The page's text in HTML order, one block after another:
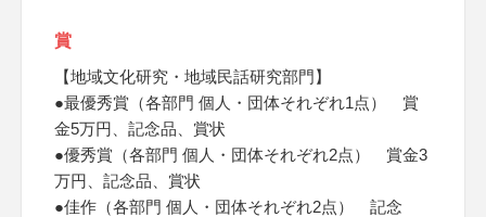
賞
【地域文化研究・地域民話研究部門】
●最優秀賞（各部門 個人・団体それぞれ1点） 賞
金5万円、記念品、賞状
●優秀賞（各部門 個人・団体それぞれ2点） 賞金3
万円、記念品、賞状
●佳作（各部門 個人・団体それぞれ2点） 記念